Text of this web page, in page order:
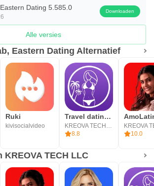
Dating 5.585.0 Downloaden
Alle versies
Eastern Dating Alternatief
Ruki
kivisocialvideo
Travel dating: YourTravelMates
8.8
10.0
KREOVA TECH LLC